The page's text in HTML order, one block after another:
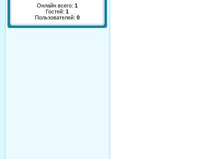
Онлайн всего: 1
Гостей: 1
Пользователей: 0